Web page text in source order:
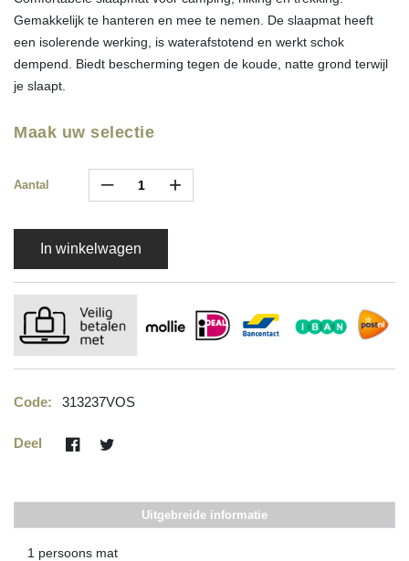
Gemakkelijk te hanteren en mee te nemen. De slaapmat heeft
een isolerende werking, is waterafstotend en werkt schok
dempend. Biedt bescherming tegen de koude, natte grond terwijl
je slaapt.
Maak uw selectie
Aantal – +
In winkelwagen
Code: 313237VOS
Deel
Uitgebreide informatie
1 persoons mat